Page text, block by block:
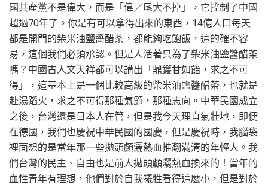
國共產黨不是偉大，而是「偉／尾大不掉」，它控制了中國
超過70年了。你是有可以拿得出來的東西，14億人口每天
都是開門的柴米油鹽醬醋茶，都能夠吃飽飯，這的確不容
易，這個我們必須承認。但是人活著只為了柴米油鹽醬醋茶
嗎？中國古人文天祥都可以講出「鼎鑊甘如飴，求之不可
得」，這基本上是一個比較高級的柴米油鹽醬醋茶，也就是
赴湯蹈火，求之不可得那種氣節，那種志向。中華民國成立
之後，台灣還是日本人在管，但是我今天理直氣壯地，即便
在德國，我們也慶祝中華民國的國慶，但是慶祝時，我腦袋
裡面想的是當年那一些拋頭顱灑熱血推翻滿清的年輕人。我
們台灣的民主、自由也是前人拋頭顱灑熱血換來的！當年的
血性青年有理想，他們對於自我犧牲看得這麽小，但是對於